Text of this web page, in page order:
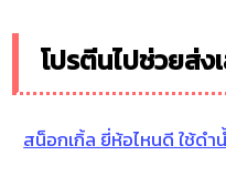
โปรตีนไปช่วยส่ง
สน็อกเกิ้ล ยี่ห้อไหนดี ใช้ดำ